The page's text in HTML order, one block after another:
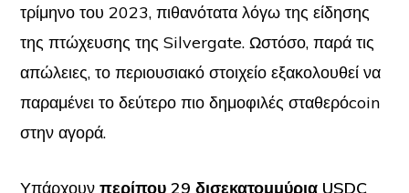
τρίμηνο του 2023, πιθανότατα λόγω της είδησης
της πτώχευσης της Silvergate. Ωστόσο, παρά τις
απώλειες, το περιουσιακό στοιχείο εξακολουθεί να
παραμένει το δεύτερο πιο δημοφιλές σταθερόcoin
στην αγορά.
Υπάρχουν περίπου 29 δισεκατομμύρια USDC